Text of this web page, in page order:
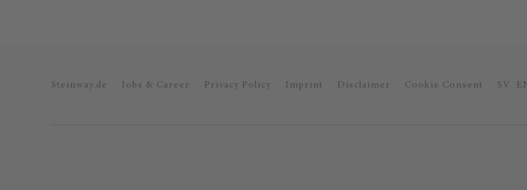
Steinway.de Jobs & Career Privacy Policy Imprint Disclaimer Cookie Consent SV